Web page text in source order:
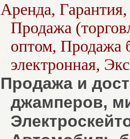
Аренда,
Продажа
оптом, Продажа
электронная,
Продажа и
джамперов,